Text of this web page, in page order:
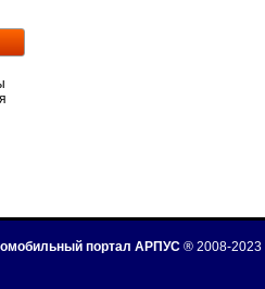
портал АРПУС ® 2008-2023